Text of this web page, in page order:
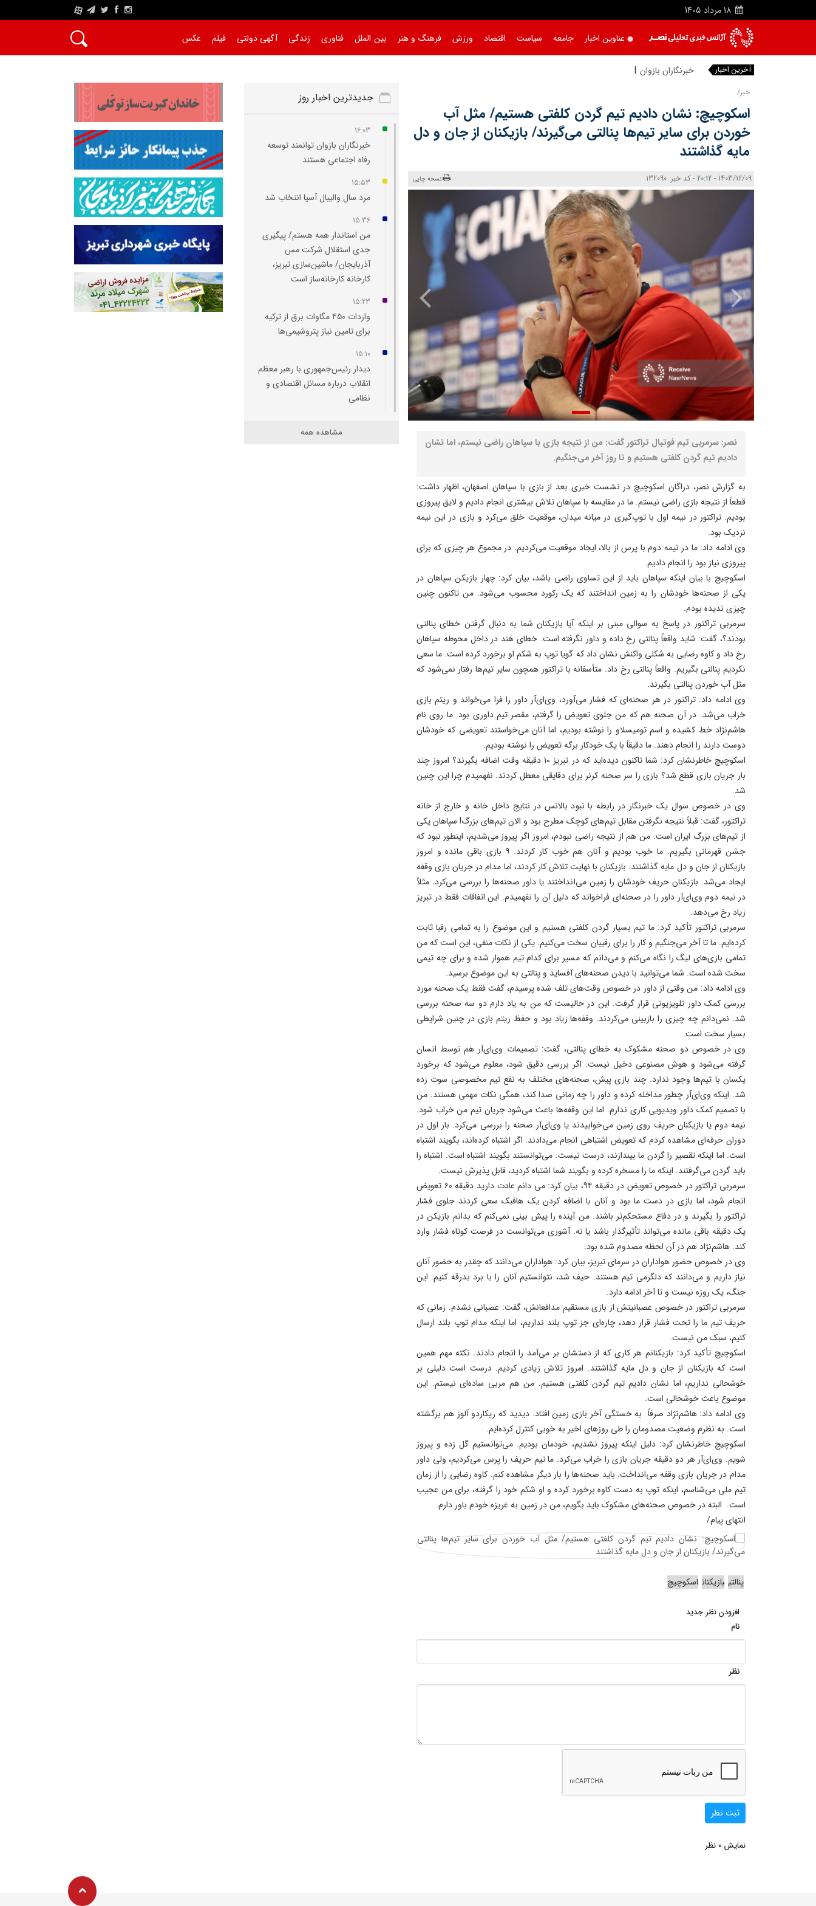
18 مرداد 1405
A
عناوین اخبار جامعه سیاست اقتصاد ورزش فرهنگ و هنر بین الملل فناوری زندگی آگهی دولتی فیلم عکس
آخرین اخبار خبرنگاران بازوان توانمند توسعه ر
خبر/
اسکوچیچ: نشان دادیم تیم گردن کلفتی هستیم/ مثل آب
خوردن برای سایر تیم‌ها پنالتی می‌گیرند/ بازیکنان از جان و دل
مایه گذاشتند
1403/12/09 - 20:12 - کد خبر: 132090 نسخه چاپی
نصر: سرمربی تیم فوتبال تراکتور گفت: من از نتیجه بازی با سپاهان راضی نیستم، اما نشان
دادیم تیم گردن کلفتی هستیم و تا روز آخر می‌جنگیم.
به گزارش نصر، دراگان اسکوچیچ در نشست خبری بعد از بازی با سپاهان اصفهان، اظهار داشت:
قطعاً از نتیجه بازی راضی نیستم. ما در مقایسه با سپاهان تلاش بیشتری انجام دادیم و لایق پیروزی
بودیم. تراکتور در نیمه اول با توپ‌گیری در میانه میدان، موقعیت خلق می‌کرد و بازی در این نیمه
نزدیک بود.
وی ادامه داد: ما در نیمه دوم با پرس از بالا، ایجاد موقعیت می‌کردیم. در مجموع هر چیزی که برای
پیروزی نیاز بود را انجام دادیم.
اسکوچیچ با بیان اینکه سپاهان باید از این تساوی راضی باشد، بیان کرد: چهار بازیکن سپاهان در
یکی از صحنه‌ها خودشان را به زمین انداختند که یک رکورد محسوب می‌شود. من تاکنون چنین
چیزی ندیده بودم.
سرمربی تراکتور در پاسخ به سوالی مبنی بر اینکه آیا بازیکنان شما به دنبال گرفتن خطای پنالتی
بودند؟، گفت: شاید واقعاً پنالتی رخ داده و داور نگرفته است. خطای هَند در داخل محوطه سپاهان
رخ داد و کاوه رضایی به شکلی واکنش نشان داد که گویا توپ به شکم او برخورد کرده است. ما سعی
نکردیم پنالتی بگیریم. واقعاً پنالتی رخ داد. متأسفانه با تراکتور همچون سایر تیم‌ها رفتار نمی‌شود که
مثل آب خوردن پنالتی بگیرند.
وی ادامه داد: تراکتور در هر صحنه‌ای که فشار می‌آورد، وی‌ای‌آر داور را فرا می‌خواند و ریتم بازی
خراب می‌شد. در آن صحنه هم که من جلوی تعویض را گرفتم، مقصر تیم داوری بود. ما روی نام
هاشم‌نژاد خط کشیده و اسم تومیسلاو را نوشته بودیم، اما آنان می‌خواستند تعویضی که خودشان
دوست دارند را انجام دهند. ما دقیقاً با یک خودکار برگه تعویض را نوشته بودیم.
اسکوچیچ خاطرنشان کرد: شما تاکنون دیده‌اید که در تبریز ۱۰ دقیقه وقت اضافه بگیرند؟ امروز چند
بار جریان بازی قطع شد؟ بازی را سر صحنه کرنر برای دقایقی معطل کردند. نفهمیدم چرا این چنین
شد.
وی در خصوص سوال یک خبرنگار در رابطه با نبود بالانس در نتایج داخل خانه و خارج از خانه
تراکتور، گفت: قبلاً نتیجه نگرفتن مقابل تیم‌های کوچک مطرح بود و الان تیم‌های بزرگ! سپاهان یکی
از تیم‌های بزرگ ایران است. من هم از نتیجه راضی نبودم، امروز اگر پیروز می‌شدیم، اینطور نبود که
جشن قهرمانی بگیریم. ما خوب بودیم و آنان هم خوب کار کردند. ۹ بازی باقی مانده و امروز
بازیکنان از جان و دل مایه گذاشتند. بازیکنان با نهایت تلاش کار کردند، اما مدام در جریان بازی وقفه
ایجاد می‌شد. بازیکنان حریف خودشان را زمین می‌انداختند یا داور صحنه‌ها را بررسی می‌کرد. مثلاً
در نیمه دوم وی‌ای‌آر داور را در صحنه‌ای فراخواند که دلیل آن را نفهمیدم. این اتفاقات فقط در تبریز
زیاد رخ می‌دهد.
سرمربی تراکتور تأکید کرد: ما تیم بسیار گردن کلفتی هستیم و این موضوع را به تمامی رقبا ثابت
کرده‌ایم. ما تا آخر می‌جنگیم و کار را برای رقیبان سخت می‌کنیم. یکی از نکات منفی، این است که من
تمامی بازی‌های لیگ را نگاه می‌کنم و می‌دانم که مسیر برای کدام تیم هموار شده و برای چه تیمی
سخت شده است. شما می‌توانید با دیدن صحنه‌های آفساید و پنالتی به این موضوع برسید.
وی ادامه داد: من وقتی از داور در خصوص وقت‌های تلف شده پرسیدم، گفت فقط یک صحنه مورد
بررسی کمک داور تلویزیونی قرار گرفت. این در حالیست که من به یاد دارم دو سه صحنه بررسی
شد. نمی‌دانم چه چیزی را بازبینی می‌کردند. وقفه‌ها زیاد بود و حفظ ریتم بازی در چنین شرایطی
بسیار سخت است.
وی در خصوص دو صحنه مشکوک به خطای پنالتی، گفت: تصمیمات وی‌ای‌آر هم توسط انسان
گرفته می‌شود و هوش مصنوعی دخیل نیست. اگر بررسی دقیق شود، معلوم می‌شود که برخورد
یکسان با تیم‌ها وجود ندارد. چند بازی پیش، صحنه‌های مختلف به نفع تیم مخصوصی سوت زده
شد. اینکه وی‌ای‌آر چطور مداخله کرده و داور را چه زمانی صدا کند، همگی نکات مهمی هستند. من
با تصمیم کمک داور ویدیویی کاری ندارم. اما این وقفه‌ها باعث می‌شود جریان تیم من خراب شود.
نیمه دوم یا بازیکنان حریف روی زمین می‌خوابیدند یا وی‌ای‌آر صحنه را بررسی می‌کرد. بار اول در
دوران حرفه‌ای مشاهده کردم که تعویض اشتباهی انجام می‌دادند. اگر اشتباه کرده‌اند، بگویند اشتباه
است. اما اینکه تقصیر را گردن ما بیندازند، درست نیست. می‌توانستند بگویند اشتباه است. اشتباه را
باید گردن می‌گرفتند. اینکه ما را مسخره کرده و بگویند شما اشتباه کردید، قابل پذیرش نیست.
سرمربی تراکتور در خصوص تعویض در دقیقه ۹۴، بیان کرد: می دانم عادت دارید دقیقه ۶۰ تعویض
انجام شود، اما بازی در دست ما بود و آنان با اضافه کردن یک هافبک سعی کردند جلوی فشار
تراکتور را بگیرند و در دفاع مستحکم‌تر باشند. من آینده را پیش بینی نمی‌کنم که بدانم بازیکن در
یک دقیقه باقی مانده می‌تواند تأثیرگذار باشد یا نه. آشوری می‌توانست در فرصت کوتاه فشار وارد
کند. هاشم‌نژاد هم در آن لحظه مصدوم شده بود.
وی در خصوص حضور هواداران در سرمای تبریز، بیان کرد: هواداران می‌دانند که چقدر به حضور آنان
نیاز داریم و می‌دانند که دلگرمی تیم هستند. حیف شد، نتوانستیم آنان را با برد بدرقه کنیم. این
جنگ، یک روزه نیست و تا آخر ادامه دارد.
سرمربی تراکتور در خصوص عصبانیتش از بازی مستقیم مدافعانش، گفت: عصبانی نشدم. زمانی که
حریف تیم ما را تحت فشار قرار دهد، چاره‌ای جز توپ بلند نداریم، اما اینکه مدام توپ بلند ارسال
کنیم، سبک من نیست.
اسکوچیچ تأکید کرد: بازیکنانم هر کاری که از دستشان بر می‌آمد را انجام دادند. نکته مهم همین
است که بازیکنان از جان و دل مایه گذاشتند. امروز تلاش زیادی کردیم. درست است دلیلی بر
خوشحالی نداریم، اما نشان دادیم تیم گردن کلفتی هستیم. من هم مربی ساده‌ای نیستم. این
موضوع باعث خوشحالی است.
وی ادامه داد: هاشم‌نژاد صرفاً به خستگی آخر بازی زمین افتاد. دیدید که ریکاردو آلوز هم برگشته
است. به نظرم وضعیت مصدومان را طی روزهای اخیر به خوبی کنترل کرده‌ایم.
اسکوچیچ خاطرنشان کرد: دلیل اینکه پیروز نشدیم، خودمان بودیم. می‌توانستیم گل زده و پیروز
شویم. وی‌ای‌آر هر دو دقیقه جریان بازی را خراب می‌کرد. ما تیم حریف را پرس می‌کردیم، ولی داور
مدام‌ در جریان بازی وقفه می‌انداخت. باید صحنه‌ها را بار دیگر مشاهده کنم. کاوه رضایی را از زمان
تیم ملی می‌شناسم، اینکه توپ به دست کاوه برخورد کرده و او شکم خود را گرفته، برای من عجیب
است. البته در خصوص صحنه‌های مشکوک باید بگویم، من در زمین به غریزه خودم باور دارم.
انتهای پیام/
پنالتی بازیکنان اسکوچیچ
افزودن نظر جدید
نام
نظر
ثبت نظر
نمایش 0 نظر
جدیدترین اخبار روز
16:03
خبرنگاران بازوان توانمند توسعه
رفاه اجتماعی هستند
15:53
مرد سال والیبال آسیا انتخاب شد
15:36
من استاندار همه هستم/ پیگیری
جدی استقلال شرکت مس
آذربایجان/ ماشین‌سازی تبریز،
کارخانه کارخانه‌ساز است
15:23
واردات ۴۵۰ مگاوات برق از ترکیه
برای تامین نیاز پتروشیمی‌ها
15:10
دیدار رئیس‌جمهوری با رهبر معظم
انقلاب درباره مسائل اقتصادی و
نظامی
رهنمودهای غذایی کودکان و
مشاهده همه